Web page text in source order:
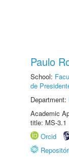
Paulo
School:
de
Department:
Academic
title: MS-3.1
Orcid